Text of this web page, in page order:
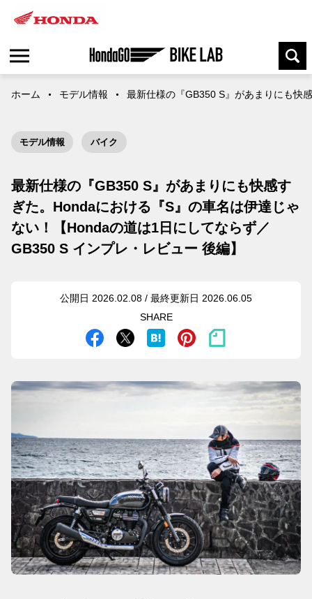
ホーム モデル情報 最新仕様の『GB350 S』があまりにも快
モデル情報 バイク
最新仕様の『GB350 S』があまりにも快感す
ぎた。Hondaにおける『S』の車名は伊達じゃ
ない！【Hondaの道は1日にしてならず／
GB350 S インプレ・レビュー 後編】
公開日 2026.02.08 / 最終更新日 2026.06.05
SHARE